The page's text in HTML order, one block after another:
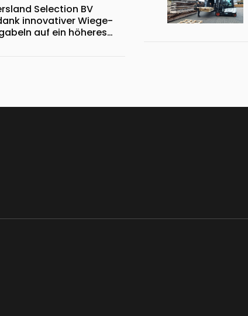
Selection BV
innovativer Wiege-
auf ein höheres